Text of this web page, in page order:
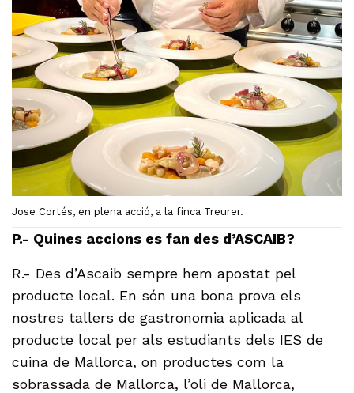
Jose Cortés, en plena acció, a la finca Treurer.
P.- Quines accions es fan des d’ASCAIB?
R.- Des d’Ascaib sempre hem apostat pel
producte local. En són una bona prova els
nostres tallers de gastronomia aplicada al
producte local per als estudiants dels IES de
cuina de Mallorca, on productes com la
sobrassada de Mallorca, l’oli de Mallorca,